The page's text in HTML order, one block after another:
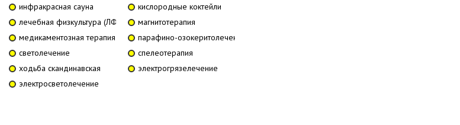
инфракрасная сауна
кислородные коктейли
лечебная физкультура (ЛФК)
магнитотерапия
медикаментозная терапия
парафино-озокеритолечение
светолечение
спелеотерапия
ходьба скандинавская
электрогрязелечение
электросветолечение